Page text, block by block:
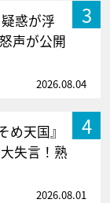
3
惑が浮
声が公開
2026.08.04
4
め天国』
失言！熟
2026.08.01